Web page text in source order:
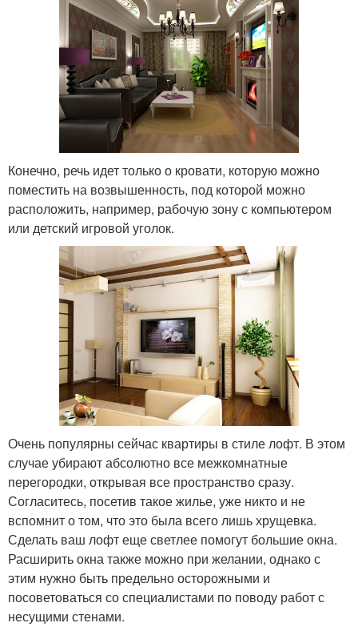
Конечно, речь идет только о кровати, которую можно
поместить на возвышенность, под которой можно
расположить, например, рабочую зону с компьютером
или детский игровой уголок.
Очень популярны сейчас квартиры в стиле лофт. В этом
случае убирают абсолютно все межкомнатные
перегородки, открывая все пространство сразу.
Согласитесь, посетив такое жилье, уже никто и не
вспомнит о том, что это была всего лишь хрущевка.
Сделать ваш лофт еще светлее помогут большие окна.
Расширить окна также можно при желании, однако с
этим нужно быть предельно осторожными и
посоветоваться со специалистами по поводу работ с
несущими стенами.